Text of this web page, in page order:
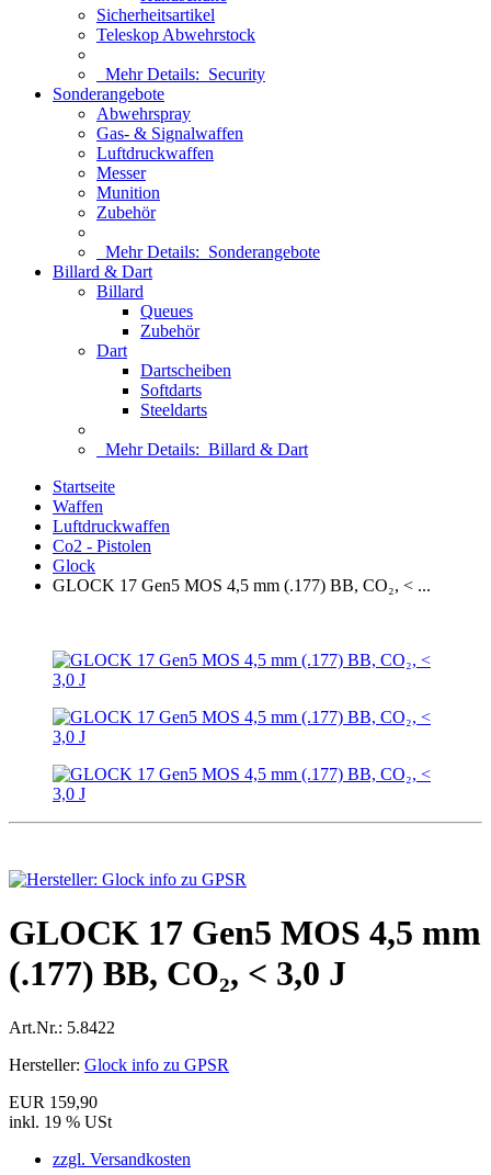
Sicherheitsartikel
Teleskop Abwehrstock
Mehr Details: Security
Sonderangebote
Abwehrspray
Gas- & Signalwaffen
Luftdruckwaffen
Messer
Munition
Zubehör
Mehr Details: Sonderangebote
Billard & Dart
Billard
Queues
Zubehör
Dart
Dartscheiben
Softdarts
Steeldarts
Mehr Details: Billard & Dart
Startseite
Waffen
Luftdruckwaffen
Co2 - Pistolen
Glock
GLOCK 17 Gen5 MOS 4,5 mm (.177) BB, CO₂, < ...
GLOCK 17 Gen5 MOS 4,5 mm
(.177) BB, CO₂, < 3,0 J
Art.Nr.: 5.8422
Hersteller: Glock info zu GPSR
EUR 159,90
inkl. 19 % USt
zzgl. Versandkosten